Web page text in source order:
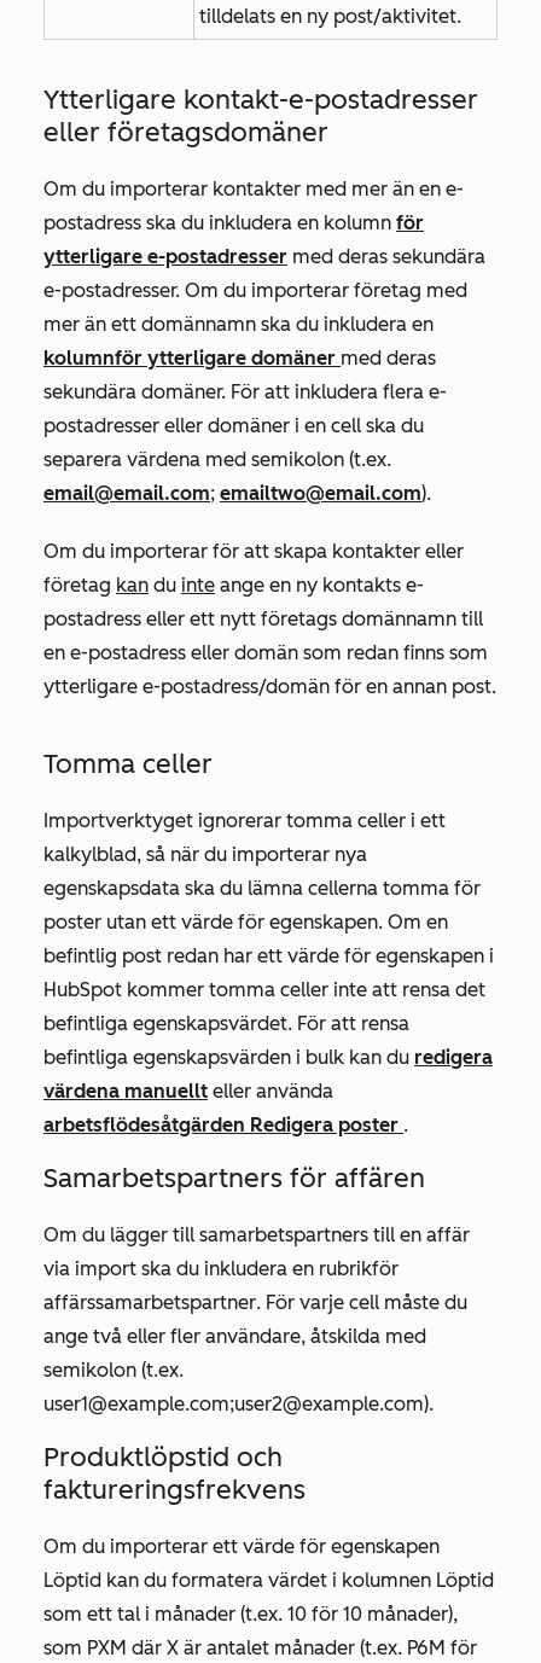
tilldelats en ny post/aktivitet.
Ytterligare kontakt-e-postadresser
eller företagsdomäner
Om du importerar kontakter med mer än en e-
postadress ska du inkludera en kolumn för
ytterligare e-postadresser med deras sekundära
e-postadresser. Om du importerar företag med
mer än ett domännamn ska du inkludera en
kolumnför ytterligare domäner med deras
sekundära domäner. För att inkludera flera e-
postadresser eller domäner i en cell ska du
separera värdena med semikolon (t.ex.
email@email.com; emailtwo@email.com).
Om du importerar för att skapa kontakter eller
företag kan du inte ange en ny kontakts e-
postadress eller ett nytt företags domännamn till
en e-postadress eller domän som redan finns som
ytterligare e-postadress/domän för en annan post.
Tomma celler
Importverktyget ignorerar tomma celler i ett
kalkylblad, så när du importerar nya
egenskapsdata ska du lämna cellerna tomma för
poster utan ett värde för egenskapen. Om en
befintlig post redan har ett värde för egenskapen i
HubSpot kommer tomma celler inte att rensa det
befintliga egenskapsvärdet. För att rensa
befintliga egenskapsvärden i bulk kan du redigera
värdena manuellt eller använda
arbetsflödesåtgärden Redigera poster .
Samarbetspartners för affären
Om du lägger till samarbetspartners till en affär
via import ska du inkludera en rubrikför
affärssamarbetspartner. För varje cell måste du
ange två eller fler användare, åtskilda med
semikolon (t.ex.
user1@example.com;user2@example.com).
Produktlöpstid och
faktureringsfrekvens
Om du importerar ett värde för egenskapen
Löptid kan du formatera värdet i kolumnen Löptid
som ett tal i månader (t.ex. 10 för 10 månader),
som PXM där X är antalet månader (t.ex. P6M för